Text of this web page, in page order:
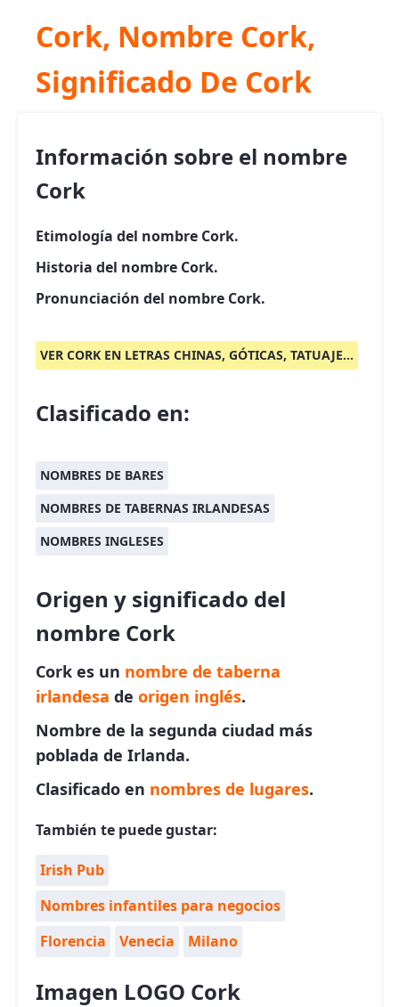
Cork, Nombre Cork,
Significado De Cork
Información sobre el nombre
Cork
Etimología del nombre Cork.
Historia del nombre Cork.
Pronunciación del nombre Cork.
VER CORK EN LETRAS CHINAS, GÓTICAS, TATUAJE...
Clasificado en:
NOMBRES DE BARES
NOMBRES DE TABERNAS IRLANDESAS
NOMBRES INGLESES
Origen y significado del
nombre Cork
Cork es un nombre de taberna
irlandesa de origen inglés.
Nombre de la segunda ciudad más
poblada de Irlanda.
Clasificado en nombres de lugares.
También te puede gustar:
Irish Pub
Nombres infantiles para negocios
Florencia
Venecia Milano
Imagen LOGO Cork